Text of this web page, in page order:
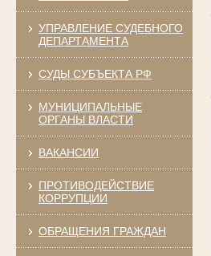
УПРАВЛЕНИЕ СУДЕБНОГО
ДЕПАРТАМЕНТА
СУДЫ СУБЪЕКТА РФ
МУНИЦИПАЛЬНЫЕ
ОРГАНЫ ВЛАСТИ
ВАКАНСИИ
ПРОТИВОДЕЙСТВИЕ
КОРРУПЦИИ
ОБРАЩЕНИЯ ГРАЖДАН